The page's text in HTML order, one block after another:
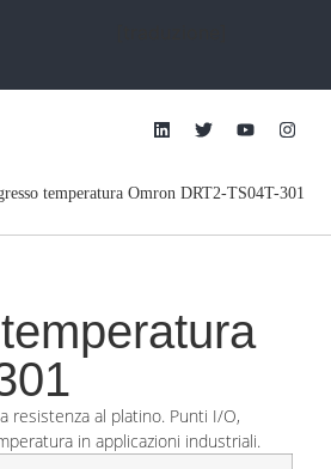
temperatura Omron DRT2-TS04T-301
resistenza al platino. Punti I/O,
in applicazioni industriali.